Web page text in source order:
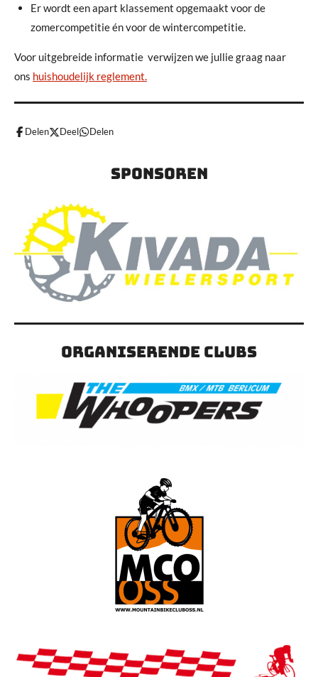
Er wordt een apart klassement opgemaakt voor de
zomercompetitie én voor de wintercompetitie.
Voor uitgebreide informatie verwijzen we jullie graag naar
ons huishoudelijk reglement.
Delen Deel Delen
Sponsoren
Organiserende clubs